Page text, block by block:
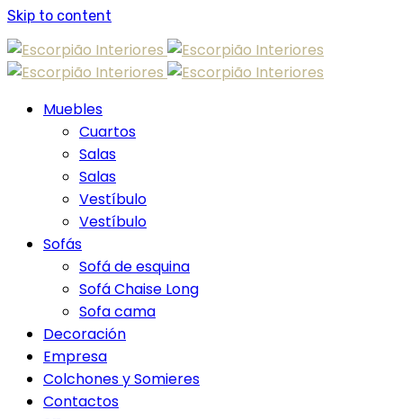
Skip to content
Muebles
Cuartos
Salas
Salas
Vestíbulo
Vestíbulo
Sofás
Sofá de esquina
Sofá Chaise Long
Sofa cama
Decoración
Empresa
Colchones y Somieres
Contactos